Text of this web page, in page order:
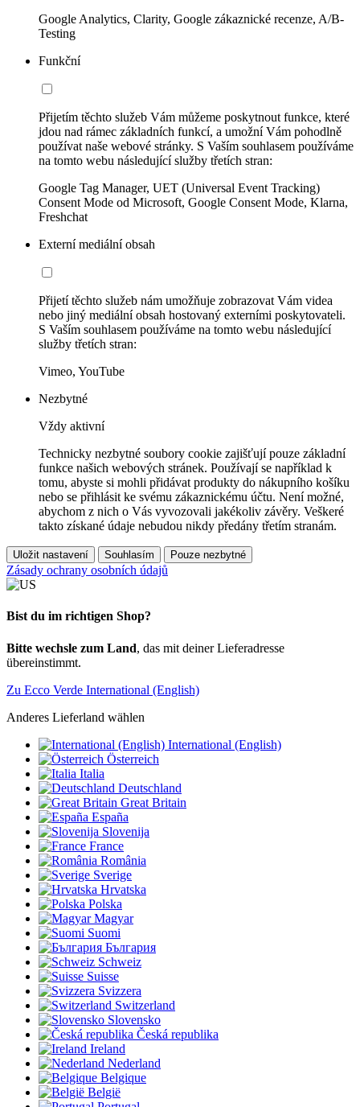
Google Analytics, Clarity, Google zákaznické recenze, A/B-
Testing
Funkční
Přijetím těchto služeb Vám můžeme poskytnout funkce, které
jdou nad rámec základních funkcí, a umožní Vám pohodlně
používat naše webové stránky. S Vaším souhlasem používáme
na tomto webu následující služby třetích stran:
Google Tag Manager, UET (Universal Event Tracking)
Consent Mode od Microsoft, Google Consent Mode, Klarna,
Freshchat
Externí mediální obsah
Přijetí těchto služeb nám umožňuje zobrazovat Vám videa
nebo jiný mediální obsah hostovaný externími poskytovateli.
S Vaším souhlasem používáme na tomto webu následující
služby třetích stran:
Vimeo, YouTube
Nezbytné
Vždy aktivní
Technicky nezbytné soubory cookie zajišťují pouze základní
funkce našich webových stránek. Používají se například k
tomu, abyste si mohli přidávat produkty do nákupního košíku
nebo se přihlásit ke svému zákaznickému účtu. Není možné,
abychom z nich o Vás vyvozovali jakékoliv závěry. Veškeré
takto získané údaje nebudou nikdy předány třetím stranám.
Uložit nastavení Souhlasím Pouze nezbytné
Zásady ochrany osobních údajů
Bist du im richtigen Shop?
Bitte wechsle zum Land, das mit deiner Lieferadresse
übereinstimmt.
Zu Ecco Verde International (English)
Anderes Lieferland wählen
International (English)
Österreich
Italia
Deutschland
Great Britain
España
Slovenija
France
România
Sverige
Hrvatska
Polska
Magyar
Suomi
България
Schweiz
Suisse
Svizzera
Switzerland
Slovensko
Česká republika
Ireland
Nederland
Belgique
België